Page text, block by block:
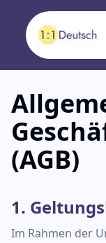
(AGB)
1.
Im Rahmen der